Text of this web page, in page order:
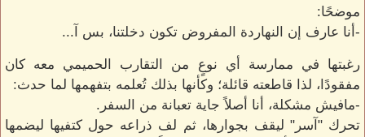
موضحًا:
-أنا عارف إن النهاردة المفروض تكون دخلتنا، بس آ...
رغبتها في ممارسة أي نوعٍ من التقارب الحميمي معه كان
مفقودًا، لذا قاطعته قائلة؛ وكأنها بذلك تُعلمه بتفهمها لما حدث:
-مافيش مشكلة، أنا أصلاً جاية تعبانة من السفر.
تحرك "آسر" ليقف بجوارها، ثم لف ذراعه حول كتفيها ليضمها